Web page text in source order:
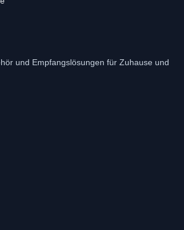
und Empfangslösungen für Zuhause und